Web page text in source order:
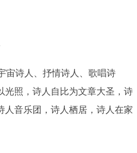
诗人、抒情诗人、歌唱诗
光照，诗人自比为文章大圣，诗
人音乐团，诗人栖居，诗人在家